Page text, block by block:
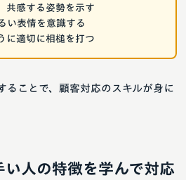
共感する姿勢を示す
い表情を意識する
に適切に相槌を打つ
ることで、顧客対応のスキルが身に
い人の特徴を学んで対応